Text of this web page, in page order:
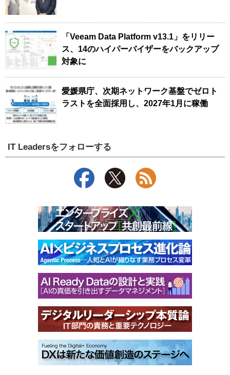
「Veeam Data Platform v13.1」をリリー
ス、14のハイパーバイザーをバックアップ
対象に
愛媛県庁、次期ネットワーク基盤でゼロト
ラストを全面採用し、2027年1月に稼働
IT Leadersをフォローする